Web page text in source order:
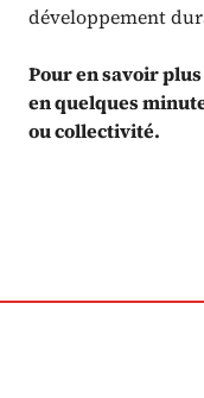
développement
Pour en savoir
en quelques
ou collectivité.